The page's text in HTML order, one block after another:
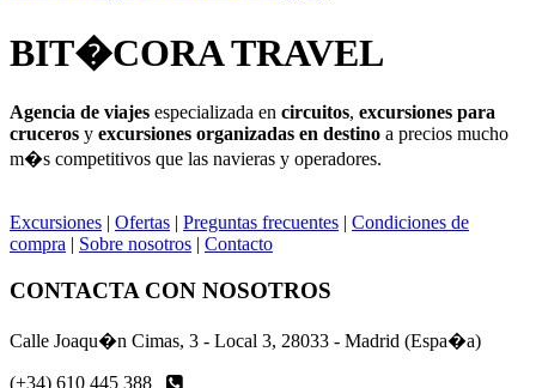
BIT�CORA TRAVEL
Agencia de viajes especializada en circuitos, excursiones para
cruceros y excursiones organizadas en destino a precios mucho
m�s competitivos que las navieras y operadores.
Excursiones | Ofertas | Preguntas frecuentes | Condiciones de
compra | Sobre nosotros | Contacto
CONTACTA CON NOSOTROS
Calle Joaqu�n Cimas, 3 - Local 3, 28033 - Madrid (Espa�a)
(+34) 610 445 388